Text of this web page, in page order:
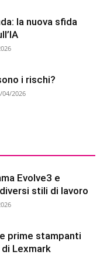
la nuova sfida
i rischi?
04/2026
Evolve3 e
stili di lavoro
prime stampanti
Lexmark